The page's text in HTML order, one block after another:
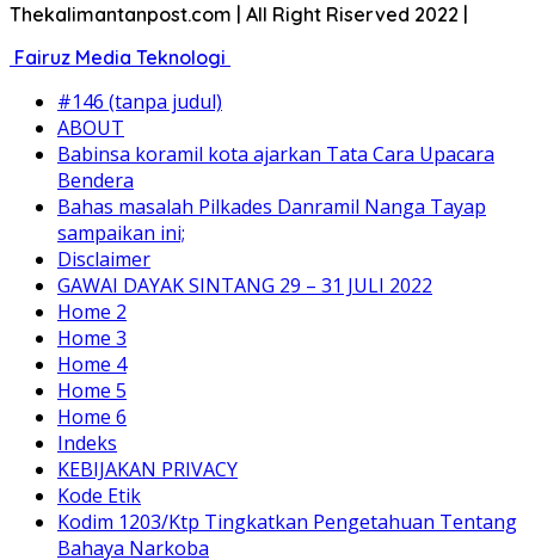
Thekalimantanpost.com | All Right Riserved 2022 |
Fairuz Media Teknologi
#146 (tanpa judul)
ABOUT
Babinsa koramil kota ajarkan Tata Cara Upacara
Bendera
Bahas masalah Pilkades Danramil Nanga Tayap
sampaikan ini;
Disclaimer
GAWAI DAYAK SINTANG 29 – 31 JULI 2022
Home 2
Home 3
Home 4
Home 5
Home 6
Indeks
KEBIJAKAN PRIVACY
Kode Etik
Kodim 1203/Ktp Tingkatkan Pengetahuan Tentang
Bahaya Narkoba